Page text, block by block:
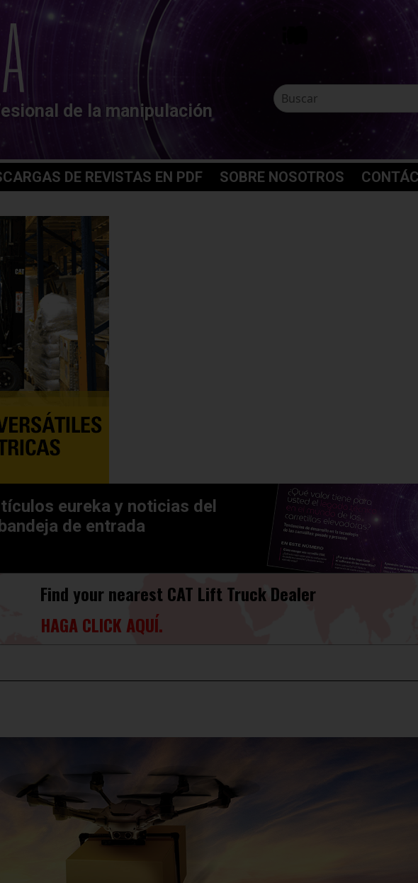
de la manipulación
DE REVISTAS EN PDF SOBRE NOSOTROS
eureka y noticias del
de entrada
Find your nearest CAT Lift Truck Dealer
HAGA CLICK AQUÍ.